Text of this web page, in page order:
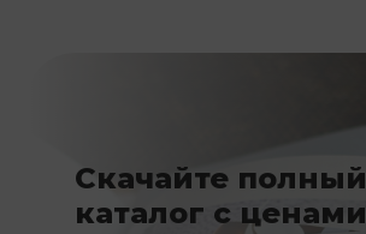
Скачайте полный
каталог с ценами